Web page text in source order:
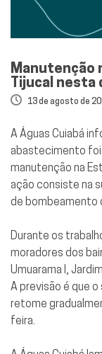
Manutenção
Tijucal nesta
13 de agosto de
A Águas Cuiabá
abastecimento
manutenção na
ação consiste na
de bombeamento
Durante os
moradores dos
Umuarama I,
A previsão é que
retome
feira.